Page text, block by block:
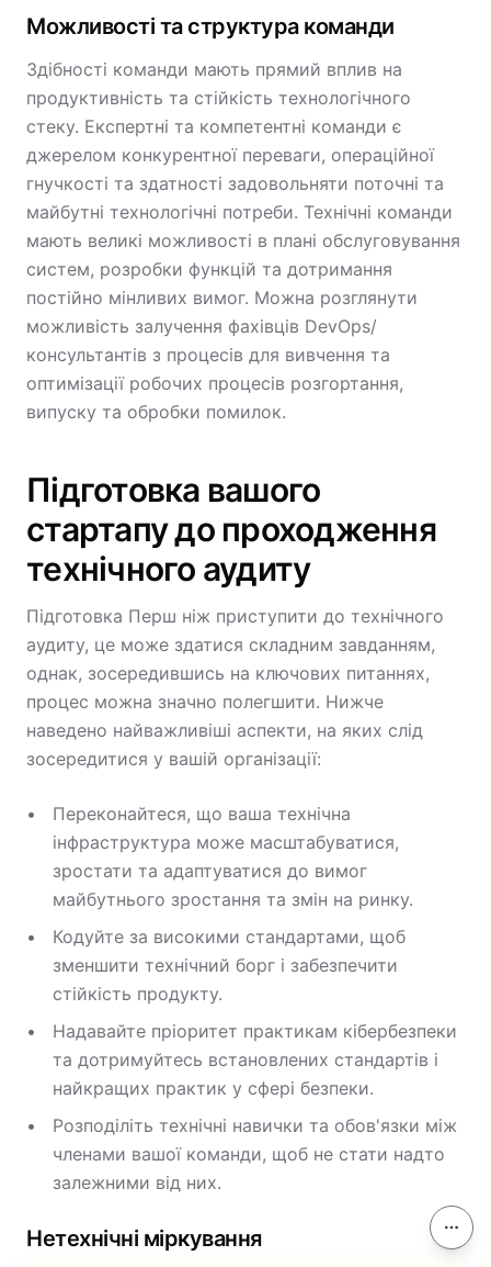
Можливості та структура команди
Здібності команди мають прямий вплив на
продуктивність та стійкість технологічного
стеку. Експертні та компетентні команди є
джерелом конкурентної переваги, операційної
гнучкості та здатності задовольняти поточні та
майбутні технологічні потреби. Технічні команди
мають великі можливості в плані обслуговування
систем, розробки функцій та дотримання
постійно мінливих вимог. Можна розглянути
можливість залучення фахівців DevOps/
консультантів з процесів для вивчення та
оптимізації робочих процесів розгортання,
випуску та обробки помилок.
Підготовка вашого
стартапу до проходження
технічного аудиту
Підготовка Перш ніж приступити до технічного
аудиту, це може здатися складним завданням,
однак, зосередившись на ключових питаннях,
процес можна значно полегшити. Нижче
наведено найважливіші аспекти, на яких слід
зосередитися у вашій організації:
Переконайтеся, що ваша технічна
інфраструктура може масштабуватися,
зростати та адаптуватися до вимог
майбутнього зростання та змін на ринку.
Кодуйте за високими стандартами, щоб
зменшити технічний борг і забезпечити
стійкість продукту.
Надавайте пріоритет практикам кібербезпеки
та дотримуйтесь встановлених стандартів і
найкращих практик у сфері безпеки.
Розподіліть технічні навички та обов'язки між
членами вашої команди, щоб не стати надто
залежними від них.
Нетехнічні міркування На